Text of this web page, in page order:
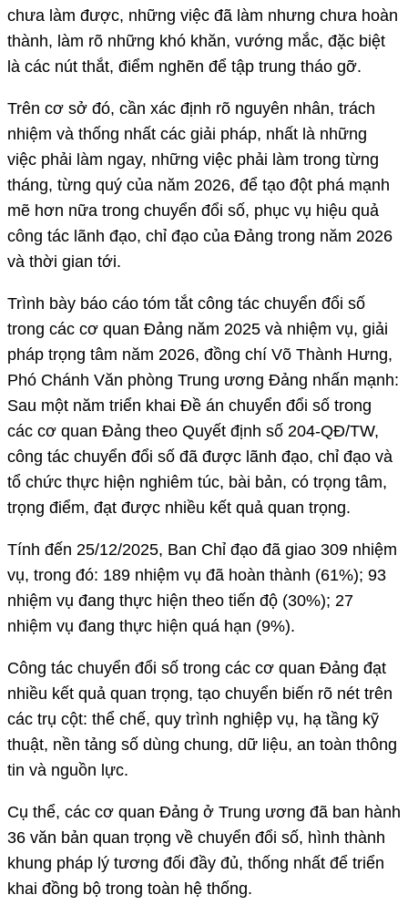
chưa làm được, những việc đã làm nhưng chưa hoàn
thành, làm rõ những khó khăn, vướng mắc, đặc biệt
là các nút thắt, điểm nghẽn để tập trung tháo gỡ.
Trên cơ sở đó, cần xác định rõ nguyên nhân, trách
nhiệm và thống nhất các giải pháp, nhất là những
việc phải làm ngay, những việc phải làm trong từng
tháng, từng quý của năm 2026, để tạo đột phá mạnh
mẽ hơn nữa trong chuyển đổi số, phục vụ hiệu quả
công tác lãnh đạo, chỉ đạo của Đảng trong năm 2026
và thời gian tới.
Trình bày báo cáo tóm tắt công tác chuyển đổi số
trong các cơ quan Đảng năm 2025 và nhiệm vụ, giải
pháp trọng tâm năm 2026, đồng chí Võ Thành Hưng,
Phó Chánh Văn phòng Trung ương Đảng nhấn mạnh:
Sau một năm triển khai Đề án chuyển đổi số trong
các cơ quan Đảng theo Quyết định số 204-QĐ/TW,
công tác chuyển đổi số đã được lãnh đạo, chỉ đạo và
tổ chức thực hiện nghiêm túc, bài bản, có trọng tâm,
trọng điểm, đạt được nhiều kết quả quan trọng.
Tính đến 25/12/2025, Ban Chỉ đạo đã giao 309 nhiệm
vụ, trong đó: 189 nhiệm vụ đã hoàn thành (61%); 93
nhiệm vụ đang thực hiện theo tiến độ (30%); 27
nhiệm vụ đang thực hiện quá hạn (9%).
Công tác chuyển đổi số trong các cơ quan Đảng đạt
nhiều kết quả quan trọng, tạo chuyển biến rõ nét trên
các trụ cột: thể chế, quy trình nghiệp vụ, hạ tầng kỹ
thuật, nền tảng số dùng chung, dữ liệu, an toàn thông
tin và nguồn lực.
Cụ thể, các cơ quan Đảng ở Trung ương đã ban hành
36 văn bản quan trọng về chuyển đổi số, hình thành
khung pháp lý tương đối đầy đủ, thống nhất để triển
khai đồng bộ trong toàn hệ thống.